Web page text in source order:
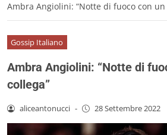
Ambra Angiolini: “Notte di fuoco con un
Gossip Italiano
Ambra Angiolini: “Notte di
collega”
aliceantonucci - 28 Settembre 2022